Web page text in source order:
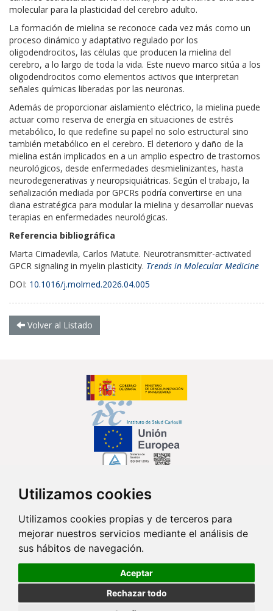
Utilizamos cookies
Utilizamos cookies propias y de terceros para
mejorar nuestros servicios mediante el análisis de
sus hábitos de navegación.
Aceptar
Rechazar todo
molecular para la plasticidad del cerebro adulto.
La formación de mielina se reconoce cada vez más como un
proceso dinámico y adaptativo regulado por los
oligodendrocitos, las células que producen la mielina del
cerebro, a lo largo de toda la vida. Este nuevo marco sitúa a los
oligodendrocitos como elementos activos que interpretan
señales químicas liberadas por las neuronas.
Además de proporcionar aislamiento eléctrico, la mielina puede
actuar como reserva de energía en situaciones de estrés
metabólico, lo que redefine su papel no solo estructural sino
también metabólico en el cerebro. El deterioro y daño de la
mielina están implicados en a un amplio espectro de trastornos
neurológicos, desde enfermedades desmielinizantes, hasta
neurodegenerativas y neuropsiquiátricas. Según el trabajo, la
señalización mediada por GPCRs podría convertirse en una
diana estratégica para modular la mielina y desarrollar nuevas
terapias en enfermedades neurológicas.
Referencia bibliográfica
Marta Cimadevila, Carlos Matute. Neurotransmitter-activated
GPCR signaling in myelin plasticity. Trends in Molecular Medicine
DOI: 10.1016/j.molmed.2026.04.005
Volver al Listado
Síguenos en...
Contacto
Av. Monforte de Lemos, 3-5. Pabellón 11. Planta 0 28029 Madrid
info@ciberisciii.es